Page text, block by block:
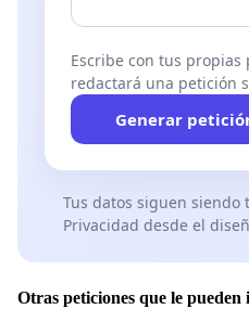
Escribe con tus propias
redactará una petición
Generar
Tus datos siguen siendo
Privacidad desde el
Otras peticiones que le pueden